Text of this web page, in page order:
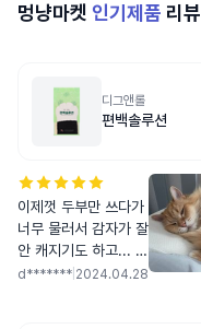
멍냥마켓 인기제품 리뷰
디그앤롤
편백솔루션
이제껏 두부만 쓰다가
너무 물러서 감자가 잘
안 캐지기도 하고... 또
저희 애가 어느날부터
d******* 2024.04.28